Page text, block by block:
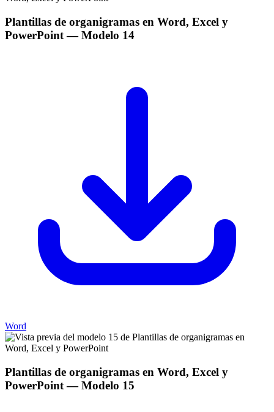
Plantillas de organigramas en Word, Excel y
PowerPoint— Modelo 14
Word
Plantillas de organigramas en Word, Excel y
PowerPoint— Modelo 15